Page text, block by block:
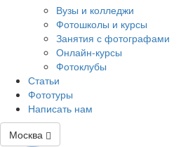
Вузы и колледжи
Фотошколы и курсы
Занятия с фотографами
Онлайн-курсы
Фотоклубы
Статьи
Фототуры
Написать нам
Москва